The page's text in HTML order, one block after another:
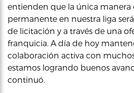
entienden que la única manera
permanente en nuestra liga
de licitación y a través de una
franquicia. A día de hoy
colaboración activa con
estamos logrando buenos
continuó.